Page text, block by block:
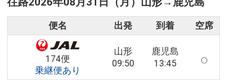
便名 出発 到着 空席
174便
乗継便あり
山形
09:50
鹿児島
13:45